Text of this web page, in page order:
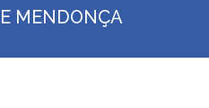
MENDONÇA